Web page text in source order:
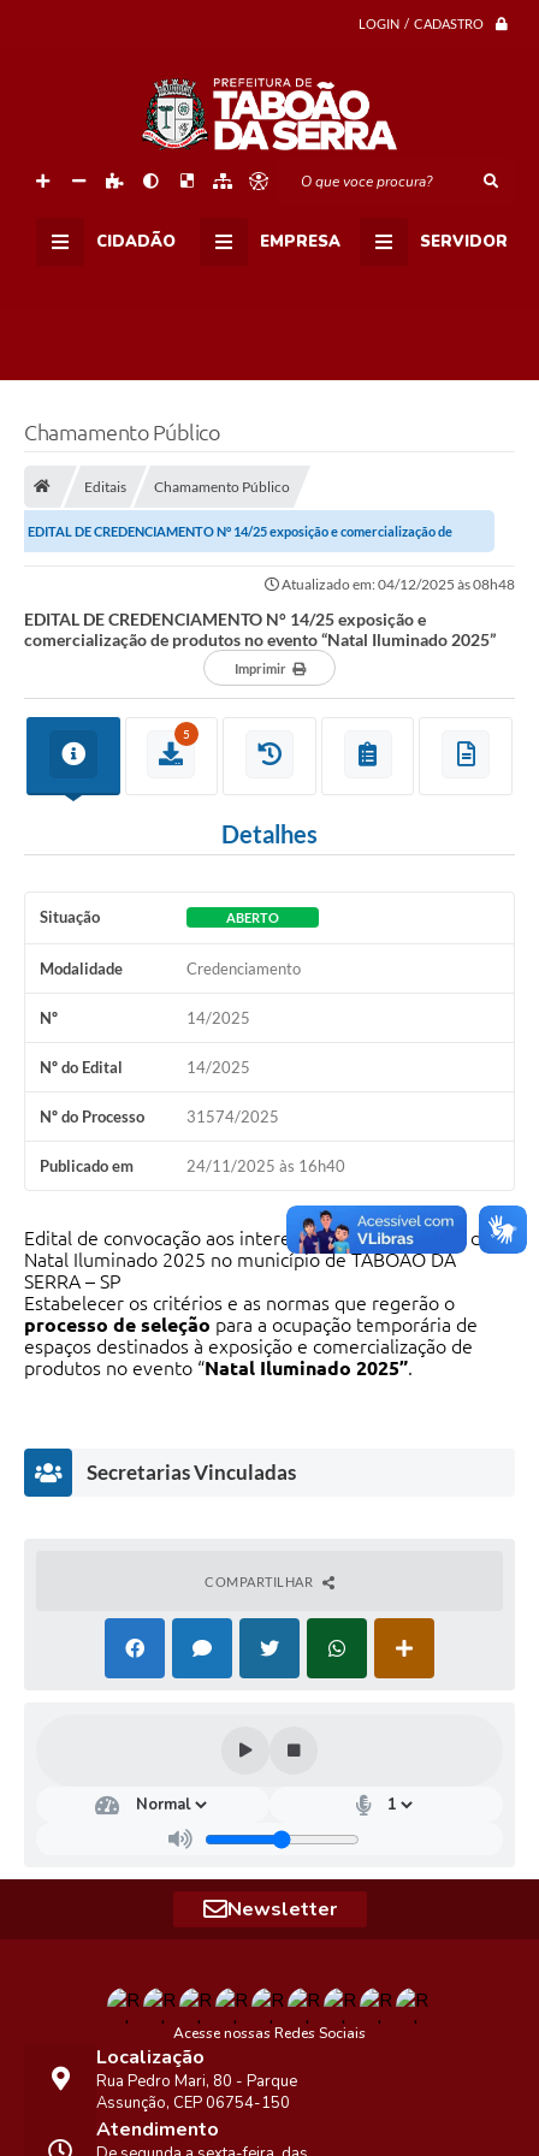
LOGIN / CADASTRO
O que voce procura?
CIDADÃO EMPRESA SERVIDOR
Chamamento Público
Editais Chamamento Público
EDITAL DE CREDENCIAMENTO N° 14/25 exposição e comercialização de
Atualizado em: 04/12/2025 às 08h48
EDITAL DE CREDENCIAMENTO N° 14/25 exposição e
comercialização de produtos no evento “Natal Iluminado 2025”
Imprimir
5
Detalhes
Situação ABERTO
Modalidade Credenciamento
Nº 14/2025
Nº do Edital 14/2025
Nº do Processo 31574/2025
Publicado em 24/11/2025 às 16h40
Edital de convocação aos interessados em participar do
Natal Iluminado 2025 no município de TABOÃO DA
SERRA – SP
Estabelecer os critérios e as normas que regerão o
processo de seleção para a ocupação temporária de
espaços destinados à exposição e comercialização de
produtos no evento “Natal Iluminado 2025”.
Secretarias Vinculadas
etar
no
Mae
stro
Edis
Ferr
COMPARTILHAR
Newsletter
Acesse nossas Redes Sociais
Localização
Rua Pedro Mari, 80 - Parque
Assunção, CEP 06754-150
Atendimento